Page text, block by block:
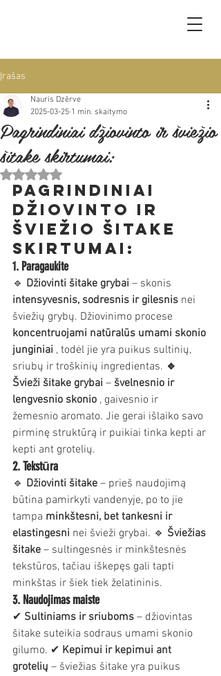
Įrašas
Pagrindiniai džiovinto ir šviežio
šitake skirtumai:
Nauris Dzērve
2025-03-25 1 min. skaitymo
Įvertinta NaN iš 5 žvaigždučių.
Pagrindiniai
džiovinto ir
šviežio šitake
skirtumai:
1. Paragaukite
🔹 Džiovinti šitake grybai – skonis
intensyvesnis, sodresnis ir gilesnis nei
šviežių grybų. Džiovinimo procese
koncentruojami natūralūs umami skonio
junginiai , todėl jie yra puikus sultinių,
sriubų ir troškinių ingredientas. 🔹
Švieži šitake grybai – švelnesnio ir
lengvesnio skonio , gaivesnio ir
žemesnio aromato. Jie gerai išlaiko savo
pirminę struktūrą ir puikiai tinka kepti ar
kepti ant grotelių.
2. Tekstūra
🔹 Džiovinti šitake – prieš naudojimą
būtina pamirkyti vandenyje, po to jie
tampa minkštesni, bet tankesni ir
elastingesni nei švieži grybai. 🔹 Šviežias
šitake – sultingesnės ir minkštesnės
tekstūros, tačiau iškepęs gali tapti
minkštas ir šiek tiek želatininis.
3. Naudojimas maiste
✔ Sultiniams ir sriuboms – džiovintas
šitake suteikia sodraus umami skonio
gilumo. ✔ Kepimui ir kepimui ant
grotelių – šviežias šitake yra puikus